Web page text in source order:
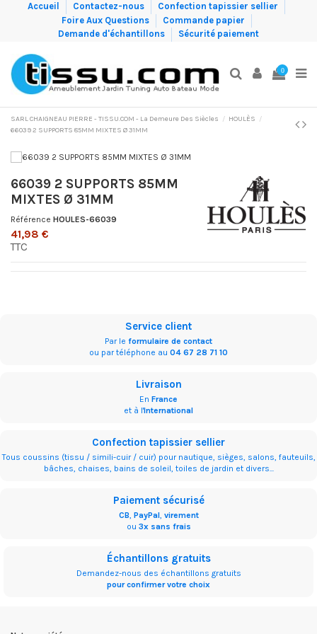
Accueil Contactez-nous
Confection tapissier sellier
Foire Aux Questions
Commande papier
Demande d'échantillons
Sécurité paiement
0
SARL CHAIGNEAU PIERRE - TISSU.COM - La Demeure Des Siècles
HOULÈS
66039 2 SUPPORTS 85MM MIXTES Ø 31MM
66039 2 SUPPORTS 85MM
MIXTES Ø 31MM
Référence HOULES-66039
41,98 €
TTC
Service client
Par le formulaire de contact
ou par téléphone au 04 67 28 71 10
Livraison
En France
et à l'International
Confection tapissier sellier
Tous coussins (tissu / simili-cuir / cuir) pour nautique, sièges, salons, fauteuils,
bâches, chaises, bains de soleil, toiles de jardin et divers...
Paiement sécurisé
CB, PayPal, virement
ou 3x sans frais
Échantillons gratuits
Demandez-nous des échantillons gratuits
pour confirmer votre choix